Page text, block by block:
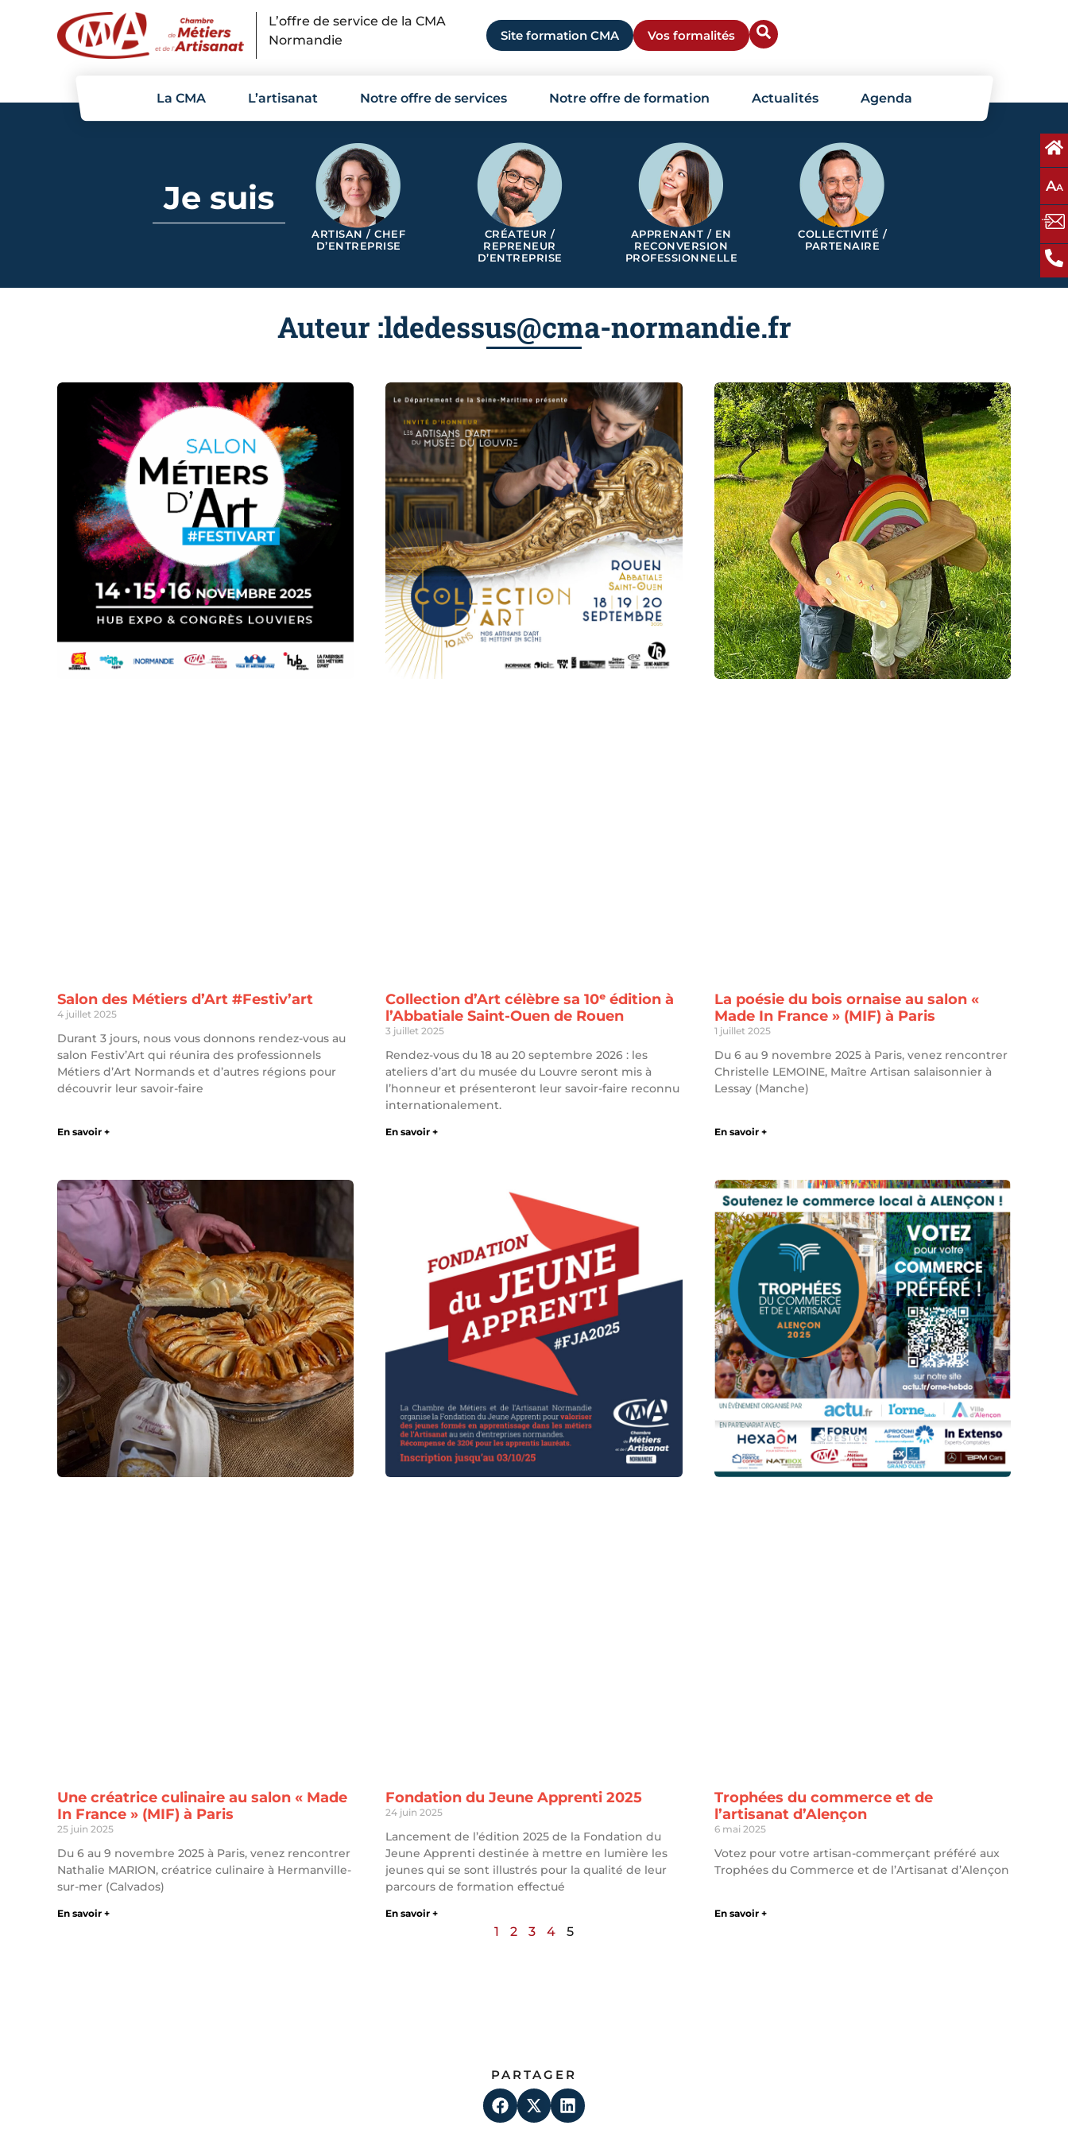
L’offre de service de la CMA
Normandie
Site formation CMA Vos formalités
La CMA L’artisanat Notre offre de services Notre offre de formation Actualités Agenda
AA
Je suis
ARTISAN / CHEF
D’ENTREPRISE
CRÉATEUR /
REPRENEUR
D’ENTREPRISE
APPRENANT / EN
RECONVERSION
PROFESSIONNELLE
COLLECTIVITÉ /
PARTENAIRE
Auteur :ldedessus@cma-normandie.fr
Salon des Métiers d’Art #Festiv’art
4 juillet 2025
Durant 3 jours, nous vous donnons rendez-vous au
salon Festiv’Art qui réunira des professionnels
Métiers d’Art Normands et d’autres régions pour
découvrir leur savoir-faire
En savoir +
Collection d’Art célèbre sa 10ᵉ édition à
l’Abbatiale Saint-Ouen de Rouen
3 juillet 2025
Rendez-vous du 18 au 20 septembre 2026 : les
ateliers d’art du musée du Louvre seront mis à
l’honneur et présenteront leur savoir-faire reconnu
internationalement.
En savoir +
La poésie du bois ornaise au salon «
Made In France » (MIF) à Paris
1 juillet 2025
Du 6 au 9 novembre 2025 à Paris, venez rencontrer
Christelle LEMOINE, Maître Artisan salaisonnier à
Lessay (Manche)
En savoir +
Une créatrice culinaire au salon « Made
In France » (MIF) à Paris
25 juin 2025
Du 6 au 9 novembre 2025 à Paris, venez rencontrer
Nathalie MARION, créatrice culinaire à Hermanville-
sur-mer (Calvados)
En savoir +
Fondation du Jeune Apprenti 2025
24 juin 2025
Lancement de l’édition 2025 de la Fondation du
Jeune Apprenti destinée à mettre en lumière les
jeunes qui se sont illustrés pour la qualité de leur
parcours de formation effectué
En savoir +
Trophées du commerce et de
l’artisanat d’Alençon
6 mai 2025
Votez pour votre artisan-commerçant préféré aux
Trophées du Commerce et de l’Artisanat d’Alençon
En savoir +
1 2 3 4 5
PARTAGER
Panneau de gestion des cookies